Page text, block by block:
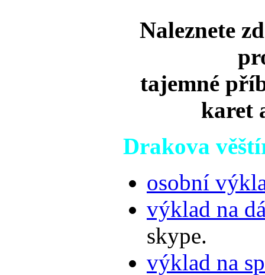
Naleznete
tajemné
karet
Drakova
osobní
výklad na
skype.
výklad na